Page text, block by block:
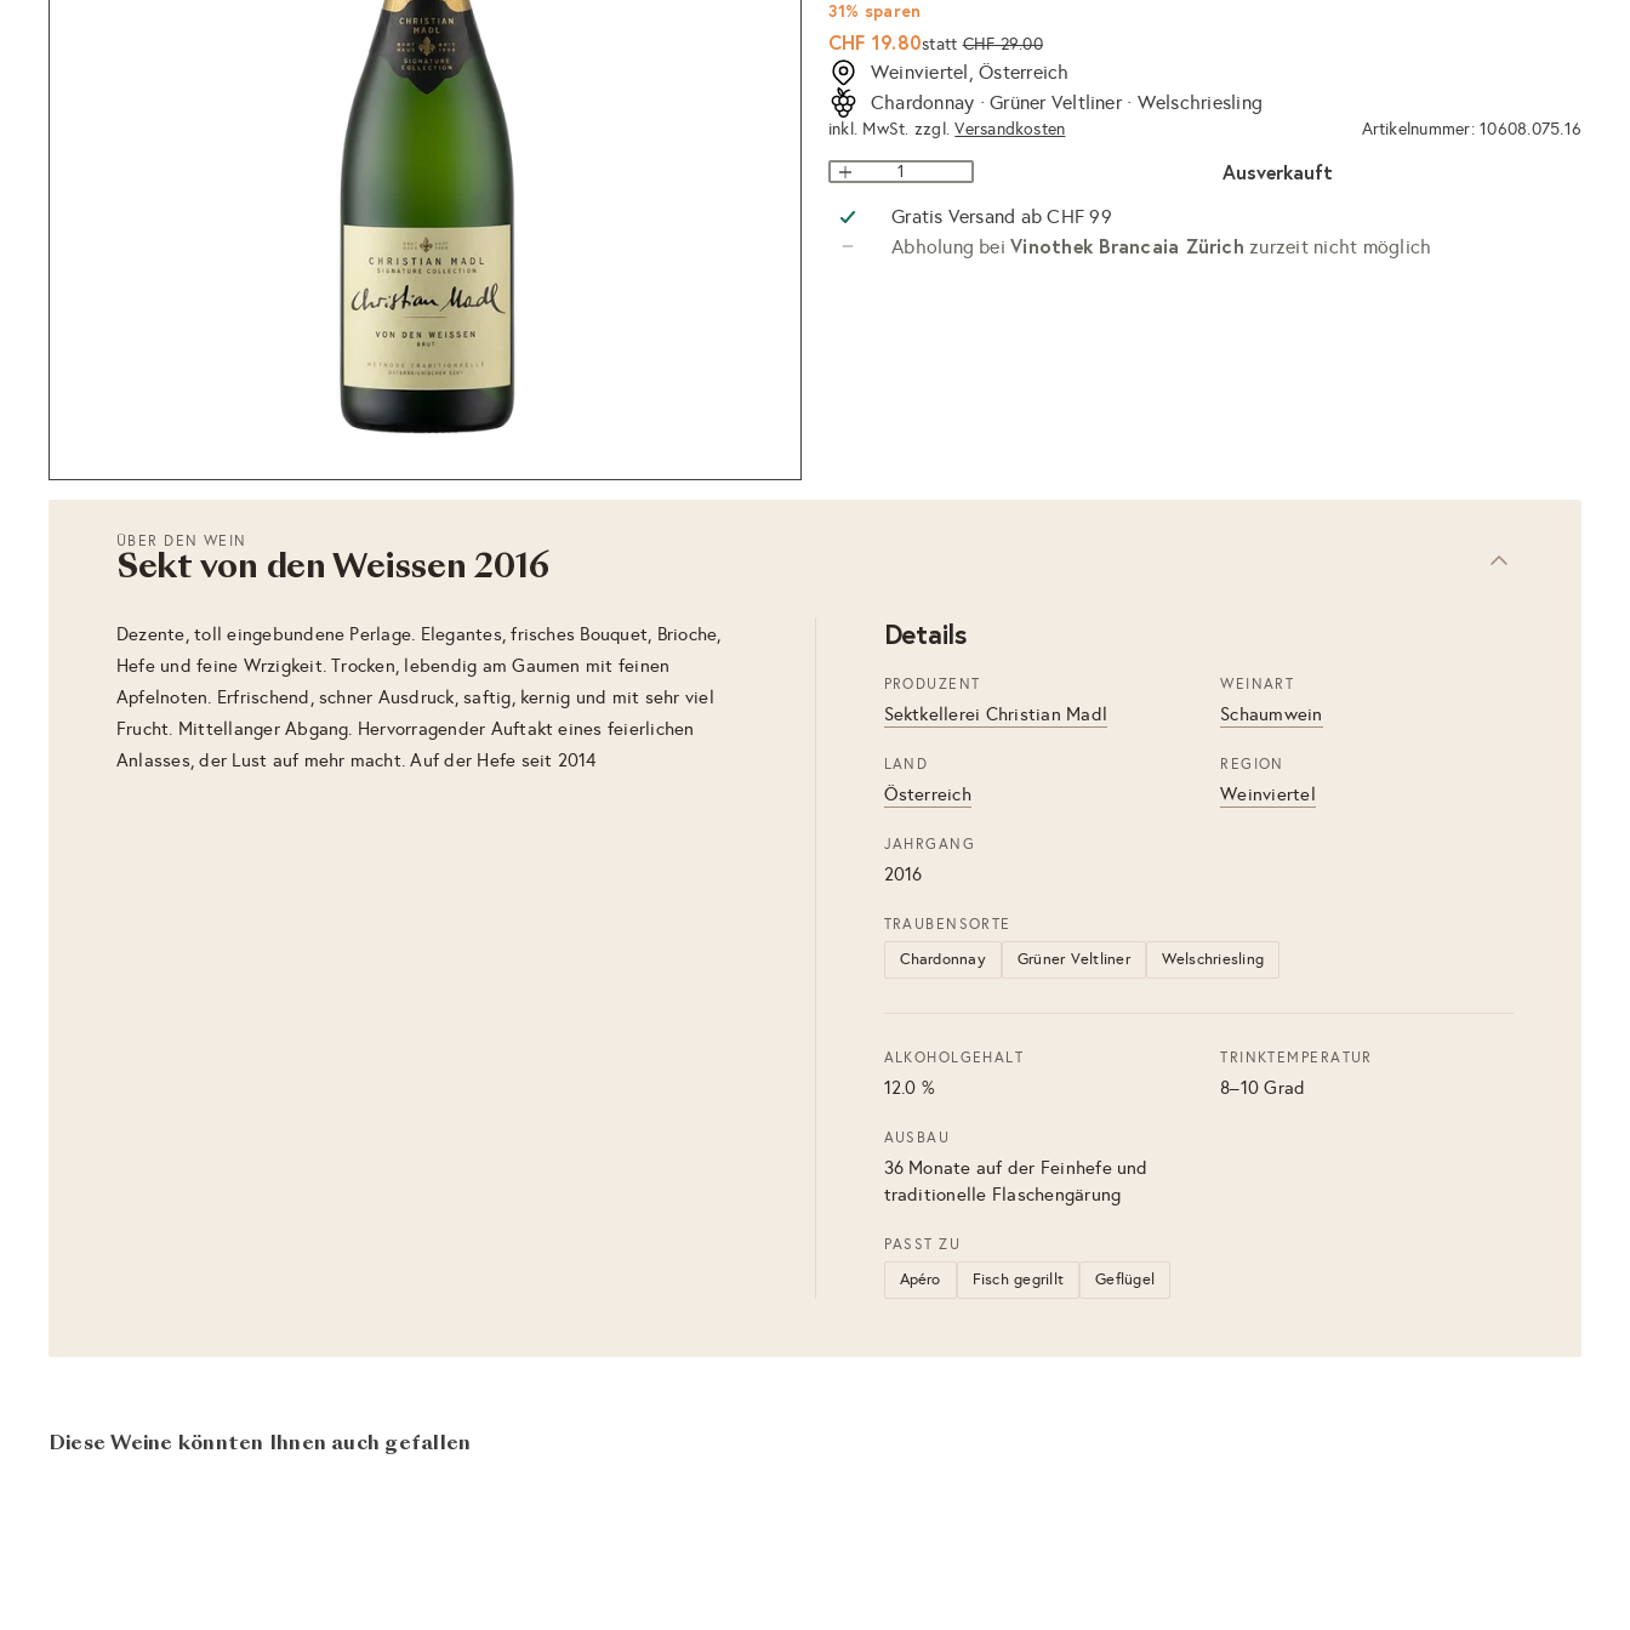
31% sparen
Sonderpreis
CHF 19.80
Normaler
Preis
stattCHF 29.00
Weinviertel, Österreich
Chardonnay · Grüner Veltliner · Welschriesling
inkl. MwSt. zzgl.Versandkosten Artikelnummer: 10608.075.16
Ausverkauft
Gratis Versand ab CHF 99
Abholung beiVinothek Brancaia Zürich zurzeit nicht möglich
ÜBER DEN WEIN
Sekt von den Weissen 2016
Dezente, toll eingebundene Perlage. Elegantes, frisches Bouquet, Brioche,
Hefe und feine Wrzigkeit. Trocken, lebendig am Gaumen mit feinen
Apfelnoten. Erfrischend, schner Ausdruck, saftig, kernig und mit sehr viel
Frucht. Mittellanger Abgang. Hervorragender Auftakt eines feierlichen
Anlasses, der Lust auf mehr macht. Auf der Hefe seit 2014
Details
PRODUZENT
Sektkellerei Christian Madl
WEINART
Schaumwein
LAND
Österreich
REGION
Weinviertel
JAHRGANG
2016
TRAUBENSORTE
Chardonnay Grüner Veltliner Welschriesling
ALKOHOLGEHALT
12.0 %
TRINKTEMPERATUR
8–10 Grad
AUSBAU
36 Monate auf der Feinhefe und
traditionelle Flaschengärung
PASST ZU
Apéro Fisch gegrillt Geflügel
Diese Weine könnten Ihnen auch gefallen